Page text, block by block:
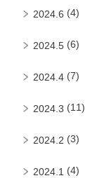
2024.6 (4)
2024.5 (6)
2024.4 (7)
2024.3 (11)
2024.2 (3)
2024.1 (4)